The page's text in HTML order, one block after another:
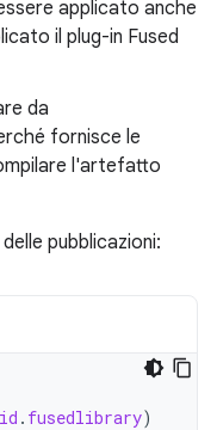
applicato anche
il plug-in Fused
da
fornisce le
l'artefatto
pubblicazioni:
. fusedlibrary)